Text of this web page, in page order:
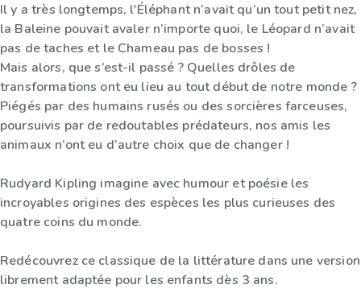
Il y a très longtemps, l'Éléphant n’avait qu’un tout petit nez,
la Baleine pouvait avaler n’importe quoi, le Léopard n’avait
pas de taches et le Chameau pas de bosses !
Mais alors, que s’est-il passé ? Quelles drôles de
transformations ont eu lieu au tout début de notre monde ?
Piégés par des humains rusés ou des sorcières farceuses,
poursuivis par de redoutables prédateurs, nos amis les
animaux n’ont eu d’autre choix que de changer !
Rudyard Kipling imagine avec humour et poésie les
incroyables origines des espèces les plus curieuses des
quatre coins du monde.
Redécouvrez ce classique de la littérature dans une version
librement adaptée pour les enfants dès 3 ans.